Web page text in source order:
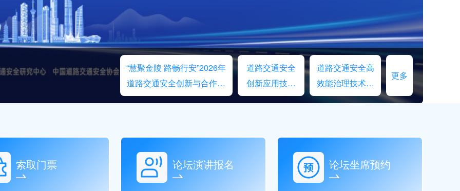
“慧聚金陵 路畅行安”2026年
道路交通安全创新与合作大
会
道路交通安全
创新应用技术
交流
道路交通安全高
效能治理技术交
流
更多
索取门票 论坛演讲报名 论坛坐席预约